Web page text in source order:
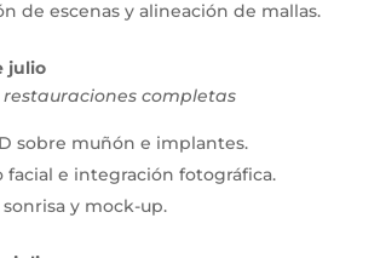
de escenas y alineación de mallas.
julio
restauraciones completas
sobre muñón e implantes.
facial e integración fotográfica.
y mock-up.